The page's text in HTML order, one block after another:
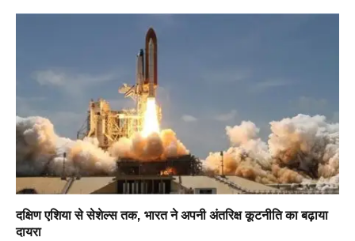
दक्षिण एशिया से सेशेल्स तक, भारत ने अपनी अंतरिक्ष कूटनीति का बढ़ाया
दायरा